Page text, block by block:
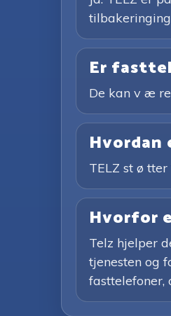
Er
De kan v æ
TELZ st ø
Hvorfor
Telz hjelper
tjenesten og
fasttelefoner,